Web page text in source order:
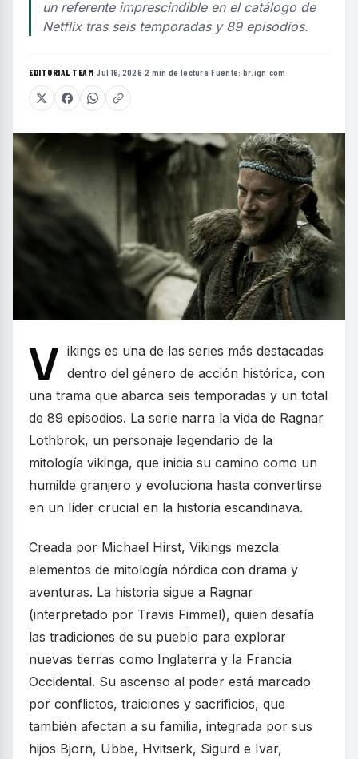
un referente imprescindible en el catálogo de
Netflix tras seis temporadas y 89 episodios.
EDITORIAL TEAM·Jul 16, 2026·2 min de lectura·Fuente: br.ign.com
V ikings es una de las series más destacadas
dentro del género de acción histórica, con
una trama que abarca seis temporadas y un total
de 89 episodios. La serie narra la vida de Ragnar
Lothbrok, un personaje legendario de la
mitología vikinga, que inicia su camino como un
humilde granjero y evoluciona hasta convertirse
en un líder crucial en la historia escandinava.
Creada por Michael Hirst, Vikings mezcla
elementos de mitología nórdica con drama y
aventuras. La historia sigue a Ragnar
(interpretado por Travis Fimmel), quien desafía
las tradiciones de su pueblo para explorar
nuevas tierras como Inglaterra y la Francia
Occidental. Su ascenso al poder está marcado
por conflictos, traiciones y sacrificios, que
también afectan a su familia, integrada por sus
hijos Bjorn, Ubbe, Hvitserk, Sigurd e Ivar,